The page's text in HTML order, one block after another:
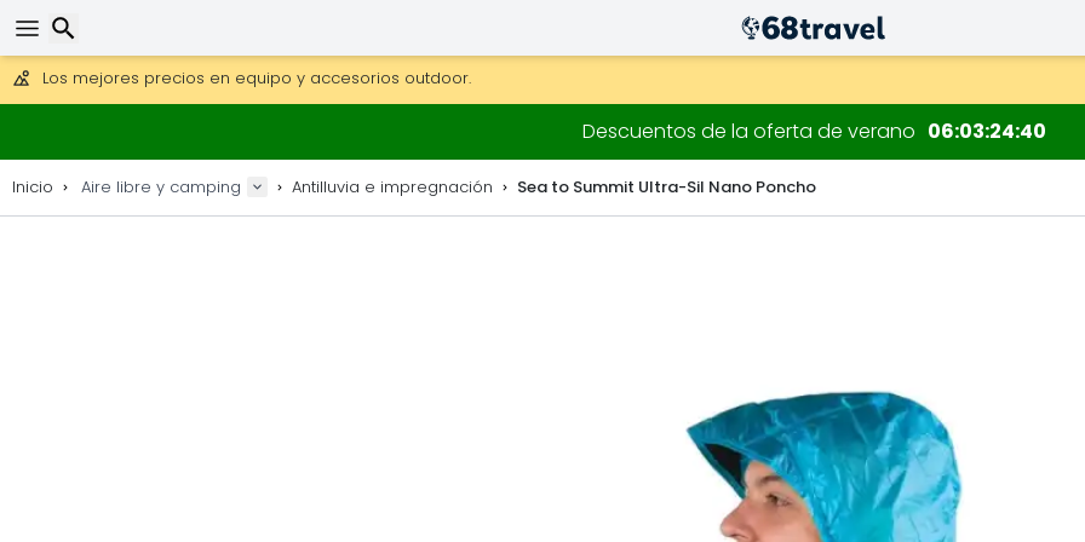
Envío DHL 1 día disponible.
30 días para devoluciones, 90 días para mapas de madera y decoraciones.
Los mejores precios en equipo y accesorios outdoor.
Descuentos de la oferta de verano 06 03 24 39
Inicio Aire libre y camping Antilluvia e impregnación Sea to Summit Ultra-Sil Nano Poncho